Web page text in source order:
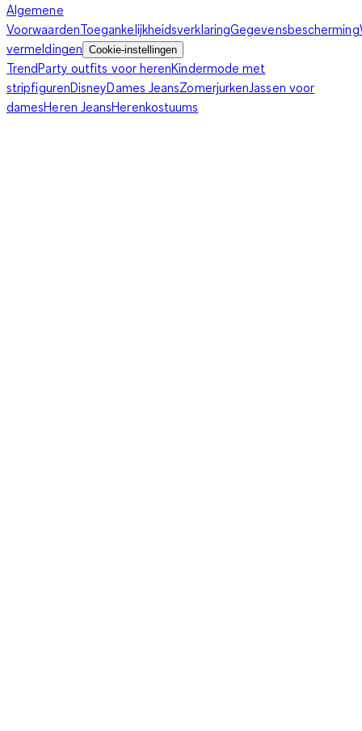
Algemene
VoorwaardenToegankelijkheidsverklaringGegevensbescherming
vermeldingen Cookie-instellingen
TrendParty outfits voor herenKindermode met
stripfigurenDisneyDames JeansZomerjurken Jassen voor
damesHeren JeansHerenkostuums